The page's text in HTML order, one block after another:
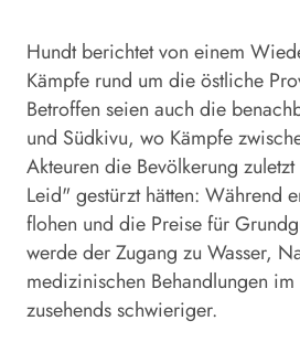
Hundt berichtet von einem
Kämpfe rund um die östliche
Betroffen seien auch die
und Südkivu, wo Kämpfe
Akteuren die Bevölkerung
Leid" gestürzt hätten: Während
flohen und die Preise für
werde der Zugang zu Wasser,
medizinischen Behandlungen
zusehends schwieriger.